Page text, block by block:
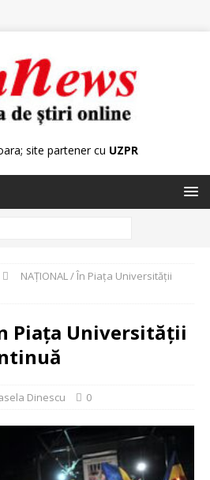
site partener cu UZPR
NAŢIONAL / În Piaţa Universităţii
Piaţa Universităţii
Dinescu 0